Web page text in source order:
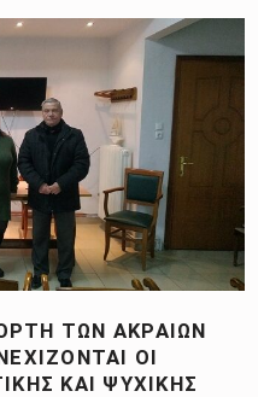
ΤΩΝ ΑΚΡΑΊΩΝ
ΟΙ
ΚΑΙ ΨΥΧΙΚΉΣ